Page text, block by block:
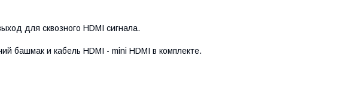
для сквозного HDMI сигнала.
башмак и кабель HDMI - mini HDMI в комплекте.